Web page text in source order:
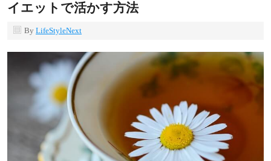
イエットで活かす方法
By LifeStyleNext